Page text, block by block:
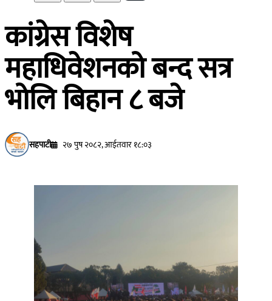
कांग्रेस विशेष
महाधिवेशनको बन्द सत्र
भोलि बिहान ८ बजे
सहपाटी २७ पुष २०८२, आईतवार १८:०३